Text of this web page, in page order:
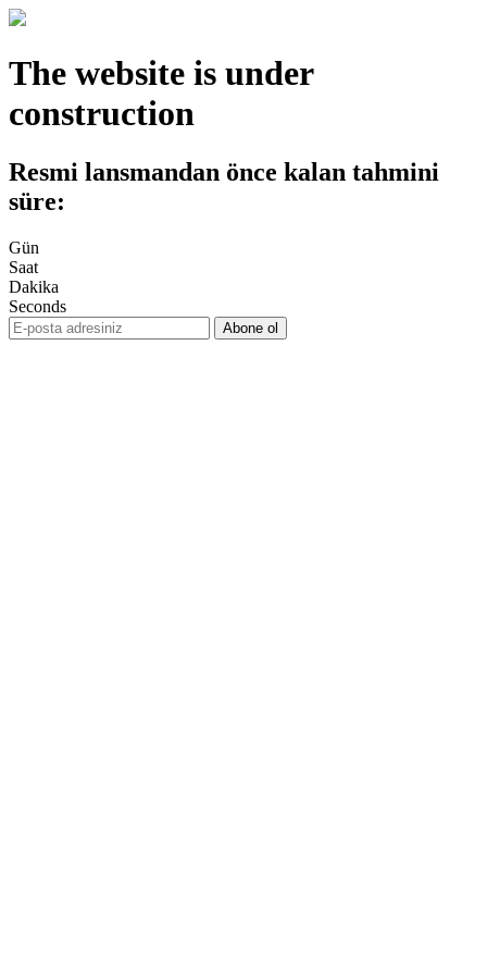
The website is under
construction
Resmi lansmandan önce kalan tahmini
süre:
Gün
Saat
Dakika
Seconds